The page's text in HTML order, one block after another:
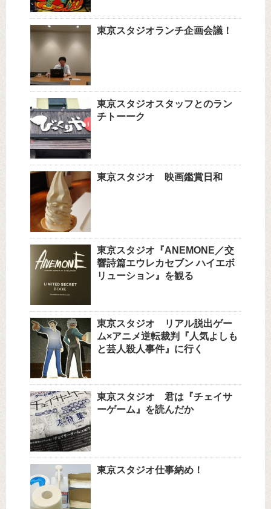
東京スタジオランチ企画会議！
東京スタジオスタッフとのラン
チトーーク
東京スタジオ 映画鑑賞日和
東京スタジオ『ANEMONE／交
響詩篇エウレカセブン ハイエボ
リューション』を観る
東京スタジオ リアル脱出ゲー
ム×アニメ逆転裁判『人気よしも
と芸人殺人事件』に行く
東京スタジオ 君は『チェイサ
ーゲーム』を読んだか
東京スタジオ仕事納め！